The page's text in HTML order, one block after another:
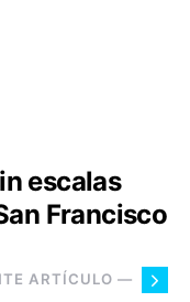
escalas
Francisco
ARTÍCULO —